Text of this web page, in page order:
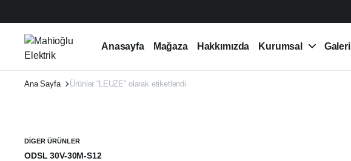
Anasayfa Mağaza Hakkımızda Kurumsal Galeri
Ana Sayfa Ürünler “LEUZE” olarak etiketlendi
DIGER ÜRÜNLER
ODSL 30V-30M-S12